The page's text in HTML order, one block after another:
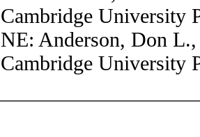
Cambridge University
NE: Anderson, Don
Cambridge University